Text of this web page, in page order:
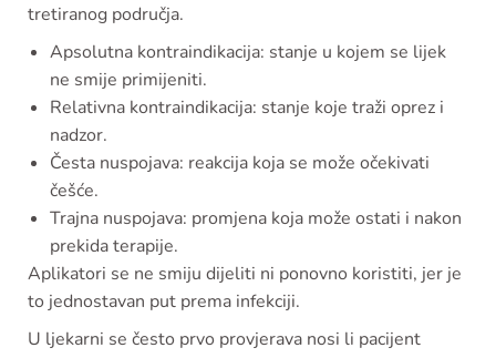
tretiranog područja.
Apsolutna kontraindikacija: stanje u kojem se lijek
ne smije primijeniti.
Relativna kontraindikacija: stanje koje traži oprez i
nadzor.
Česta nuspojava: reakcija koja se može očekivati
češće.
Trajna nuspojava: promjena koja može ostati i nakon
prekida terapije.
Aplikatori se ne smiju dijeliti ni ponovno koristiti, jer je
to jednostavan put prema infekciji.
U ljekarni se često prvo provjerava nosi li pacijent